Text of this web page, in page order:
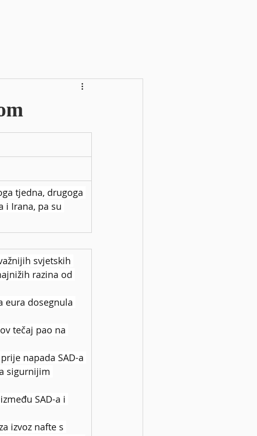
tjedna, drugoga
i Irana, pa su
svjetskih
razina od
eura dosegnula
tečaj pao na
napada SAD-a
sigurnijim
SAD-a i
izvoz nafte s